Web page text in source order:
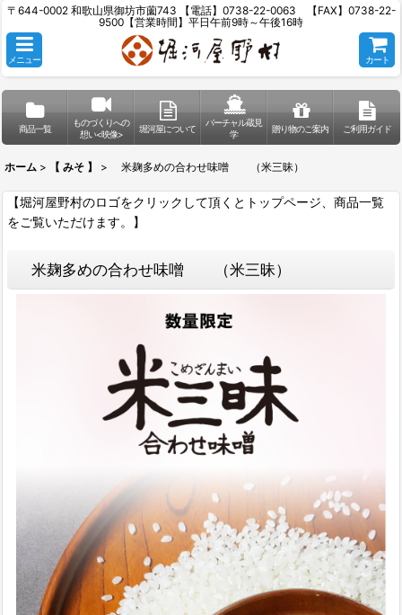
〒644-0002 和歌山県御坊市薗743 【電話】0738-22-0063 【FAX】0738-22-
9500【営業時間】平日午前9時～午後16時
メニュー カート
商品一覧
ものづくりへの
想い<映像>
堀河屋について
バーチャル蔵見
学
贈り物のご案内 ご利用ガイド
ホーム > 【 みそ 】 > 米麹多めの合わせ味噌 （米三昧）
【堀河屋野村のロゴをクリックして頂くとトップページ、商品一覧
をご覧いただけます。】
米麹多めの合わせ味噌 （米三昧）